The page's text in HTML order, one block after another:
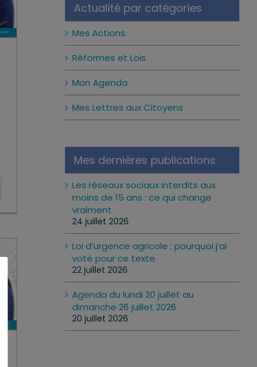
Actualité par catégories
Mes Actions
Réformes et Lois
Mon Agenda
Mes Lettres aux Citoyens
Mes dernières publications
Les réseaux sociaux interdits aux
moins de 15 ans : ce qui change
vraiment
24 juillet 2026
Loi d’urgence agricole : pourquoi j’ai
voté pour ce texte
22 juillet 2026
Agenda du lundi 20 juillet au
dimanche 26 juillet 2026
20 juillet 2026